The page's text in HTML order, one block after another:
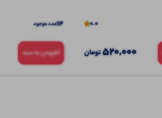
0.0
520,000تومان
114عدد موجود
افزودن به سبد